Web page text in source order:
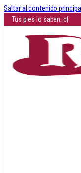
Saltar al contenido principal
|